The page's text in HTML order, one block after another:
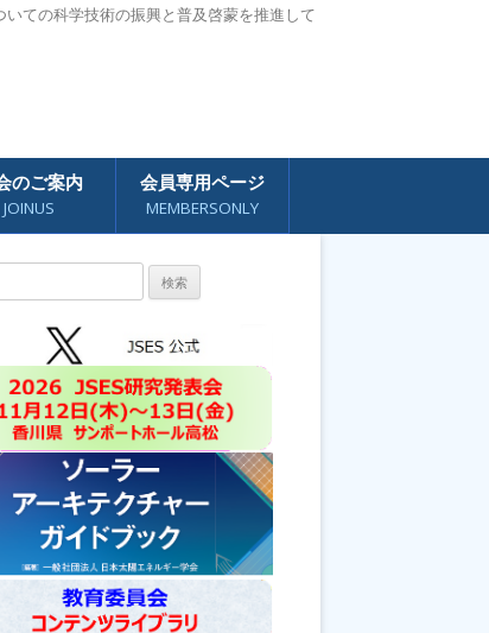
ての科学技術の振興と普及啓蒙を推進して
のご案内
JOINUS
会員専用ページ
MEMBERSONLY